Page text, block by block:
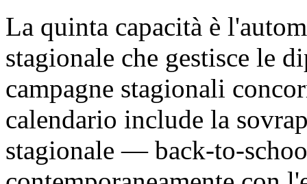
La quinta capacità è
stagionale che gestisce le
campagne stagionali
calendario include la
stagionale — back-to-